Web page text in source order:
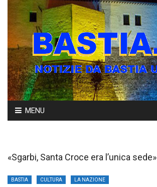
Skip
to
MENU
«Sgarbi, Santa Croce era l’unica sede»
BASTIA CULTURA LA NAZIONE